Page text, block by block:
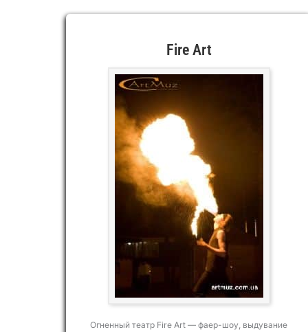
Fire Art
Огненный театр Fire Art — фаер-шоу, выдувание